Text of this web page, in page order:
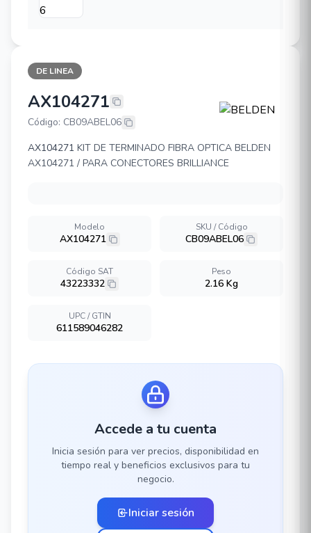
DE LINEA
BELDEN AX104271
AX104271
Código: CB09ABEL06
AX104271 KIT DE TERMINADO FIBRA OPTICA BELDEN
AX104271 / PARA CONECTORES BRILLIANCE
Modelo
AX104271
SKU / Código
CB09ABEL06
Código SAT
43223332
Peso
2.16 Kg
UPC / GTIN
611589046282
Accede a tu cuenta
Inicia sesión para ver precios, disponibilidad en
tiempo real y beneficios exclusivos para tu
negocio.
Iniciar sesión